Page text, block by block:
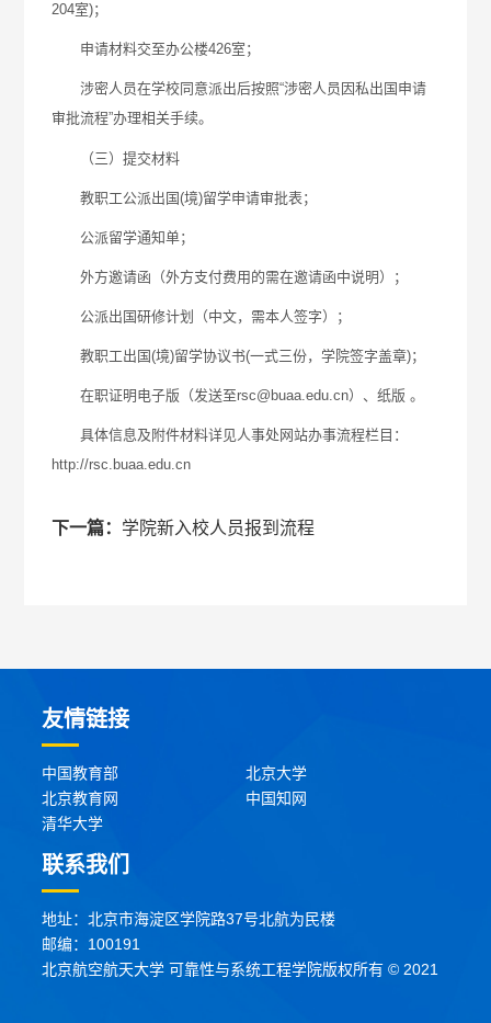
204室)；
申请材料交至办公楼426室；
涉密人员在学校同意派出后按照“涉密人员因私出国申请
审批流程”办理相关手续。
（三）提交材料
教职工公派出国(境)留学申请审批表；
公派留学通知单；
外方邀请函（外方支付费用的需在邀请函中说明）；
公派出国研修计划（中文，需本人签字）；
教职工出国(境)留学协议书(一式三份，学院签字盖章)；
在职证明电子版（发送至rsc@buaa.edu.cn）、纸版 。
具体信息及附件材料详见人事处网站办事流程栏目：
http://rsc.buaa.edu.cn
下一篇： 学院新入校人员报到流程
友情链接
中国教育部
北京大学
北京教育网
中国知网
清华大学
联系我们
地址：北京市海淀区学院路37号北航为民楼
邮编：100191
北京航空航天大学 可靠性与系统工程学院版权所有 © 2021